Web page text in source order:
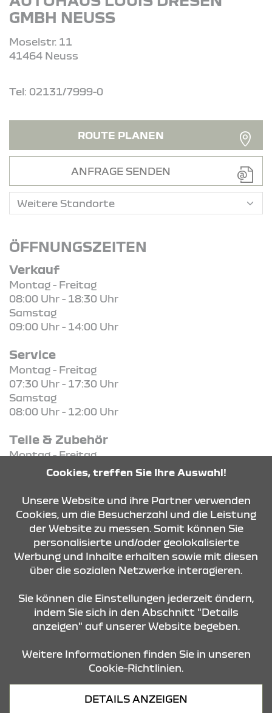
GMBH NEUSS
Moselstr. 11
41464 Neuss
Tel: 02131/7999-0
ROUTE PLANEN
ANFRAGE SENDEN
ÖFFNUNGSZEITEN
Verkauf
Montag - Freitag
08:00 Uhr - 18:30 Uhr
Samstag
09:00 Uhr - 14:00 Uhr
Service
Montag - Freitag
07:30 Uhr - 17:30 Uhr
Samstag
08:00 Uhr - 12:00 Uhr
Teile & Zubehör
Montag - Freitag
07:00 Uhr - 17:00 Uhr
08:30 Uhr - 12:30 Uhr
KONTAKT & ANFAHRT
Datenschutz
Cookies, treffen Sie Ihre Auswahl!
Unsere Website und ihre Partner verwenden
Cookies, um die Besucherzahl und die Leistung
der Website zu messen. Somit können Sie
personalisierte und/oder geolokalisierte
Werbung und Inhalte erhalten sowie mit diesen
über die sozialen Netzwerke interagieren.
Sie können die Einstellungen jederzeit ändern,
indem Sie sich in den Abschnitt "Details
anzeigen" auf unserer Website begeben.
Weitere Informationen finden Sie in unseren
Cookie-Richtlinien.
DETAILS ANZEIGEN